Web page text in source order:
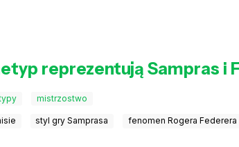
reprezentują Sampras i
mistrzostwo
styl gry Samprasa fenomen Rogera Federera